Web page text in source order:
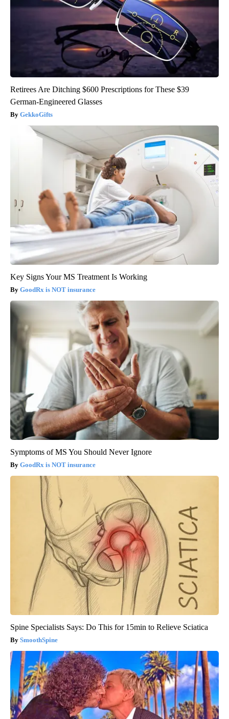
Retirees Are Ditching $600 Prescriptions for These $39
German-Engineered Glasses
GekkoGifts
Key Signs Your MS Treatment Is Working
GoodRx is NOT insurance
Symptoms of MS You Should Never Ignore
GoodRx is NOT insurance
Spine Specialists Says: Do This for 15min to Relieve Sciatica
SmoothSpine